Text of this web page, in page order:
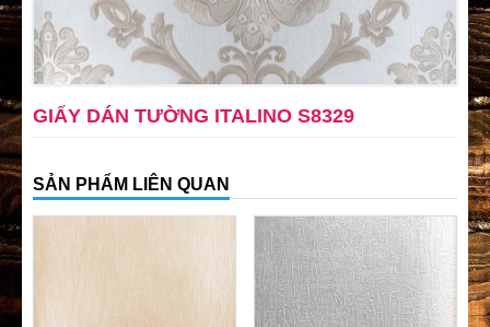
GIẤY DÁN TƯỜNG ITALINO S8329
SẢN PHẨM LIÊN QUAN